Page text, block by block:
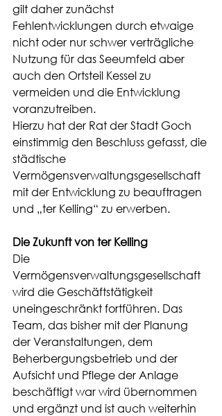
gilt daher zunächst
Fehlentwicklungen durch etwaige
nicht oder nur schwer verträgliche
Nutzung für das Seeumfeld aber
auch den Ortsteil Kessel zu
vermeiden und die Entwicklung
voranzutreiben.
Hierzu hat der Rat der Stadt Goch
einstimmig den Beschluss gefasst, die
städtische
Vermögensverwaltungsgesellschaft
mit der Entwicklung zu beauftragen
und „ter Kelling“ zu erwerben.
Die Zukunft von ter Kelling
Die
Vermögensverwaltungsgesellschaft
wird die Geschäftstätigkeit
uneingeschränkt fortführen. Das
Team, das bisher mit der Planung
der Veranstaltungen, dem
Beherbergungsbetrieb und der
Aufsicht und Pflege der Anlage
beschäftigt war wird übernommen
und ergänzt und ist auch weiterhin